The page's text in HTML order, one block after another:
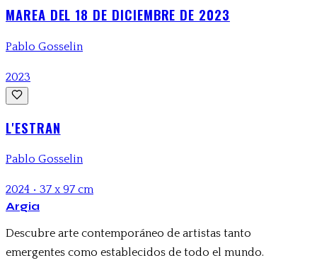
MAREA DEL 18 DE DICIEMBRE DE 2023
Pablo Gosselin
2023
L'ESTRAN
Pablo Gosselin
2024 • 37 x 97 cm
Argia
Descubre arte contemporáneo de artistas tanto
emergentes como establecidos de todo el mundo.